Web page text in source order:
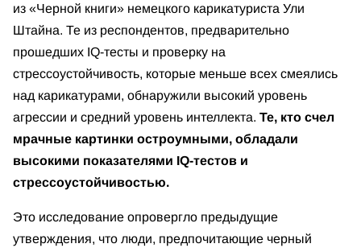
из «Черной книги» немецкого карикатуриста Ули
Штайна. Те из респондентов, предварительно
прошедших IQ-тесты и проверку на
стрессоустойчивость, которые меньше всех смеялись
над карикатурами, обнаружили высокий уровень
агрессии и средний уровень интеллекта. Те, кто счел
мрачные картинки остроумными, обладали
высокими показателями IQ-тестов и
стрессоустойчивостью.
Это исследование опровергло предыдущие
утверждения, что люди, предпочитающие черный